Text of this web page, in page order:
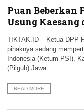
Puan Beberkan
Usung
TIKTAK.ID – Ketua DPP
pihaknya sedang
Indonesia (Ketum PSI),
(Pilgub) Jawa ...
READ MORE